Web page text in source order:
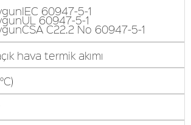
60947-5-1
60947-5-1
C22.2 No 60947-5-1
hava termik akımı